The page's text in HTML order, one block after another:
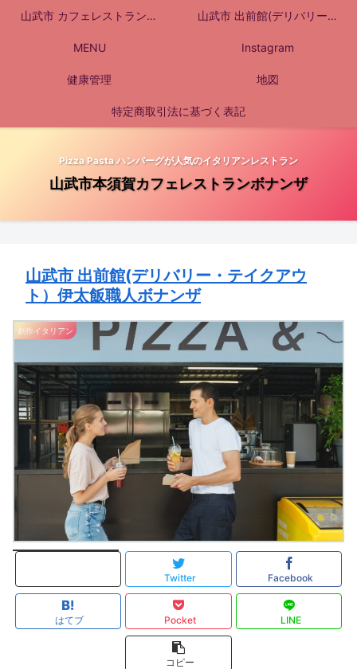
Pizza Pasta ハンバーグが人気のイタリアンレストラン
山武市本須賀カフェレストランボナンザ
山武市 カフェレストランボ
ナンザへようこそ
山武市 出前館(デリバリー・
テイクアウト）伊太飯職人ボ
ナンザ
MENU Instagram
健康管理 地図
特定商取引法に基づく表記
山武市 出前館(デリバリー・テイクアウ
ト）伊太飯職人ボナンザ
創作イタリアン
Twitter Facebook
はてブ Pocket LINE
コピー